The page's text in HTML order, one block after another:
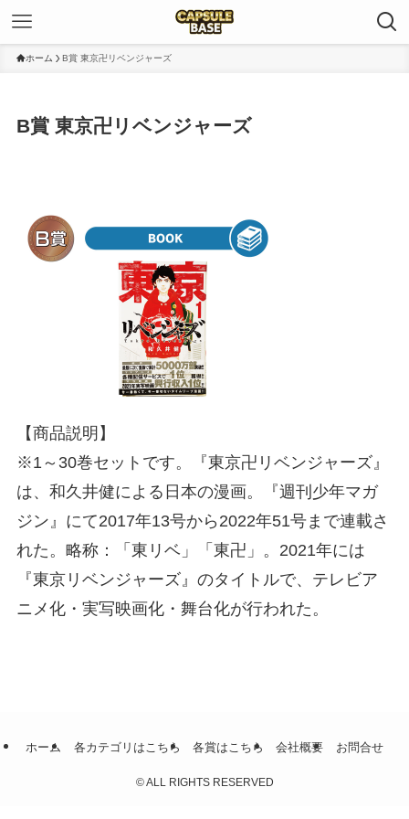
ホーム B賞 東京卍リベンジャーズ
B賞 東京卍リベンジャーズ
【商品説明】
※1～30巻セットです。『東京卍リベンジャーズ』
は、和久井健による日本の漫画。『週刊少年マガ
ジン』にて2017年13号から2022年51号まで連載さ
れた。略称：「東リベ」「東卍」。2021年には
『東京リベンジャーズ』のタイトルで、テレビア
ニメ化・実写映画化・舞台化が行われた。
ホーム 各カテゴリはこちら 各賞はこちら 会社概要 お問合せ
©ALL RIGHTS RESERVED